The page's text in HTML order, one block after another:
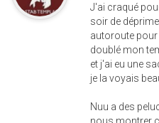
J'ai craqué
soir de
autoroute pour
doublé mon
et j'ai eu une
je la voyais
Nuu a des
nous montrer